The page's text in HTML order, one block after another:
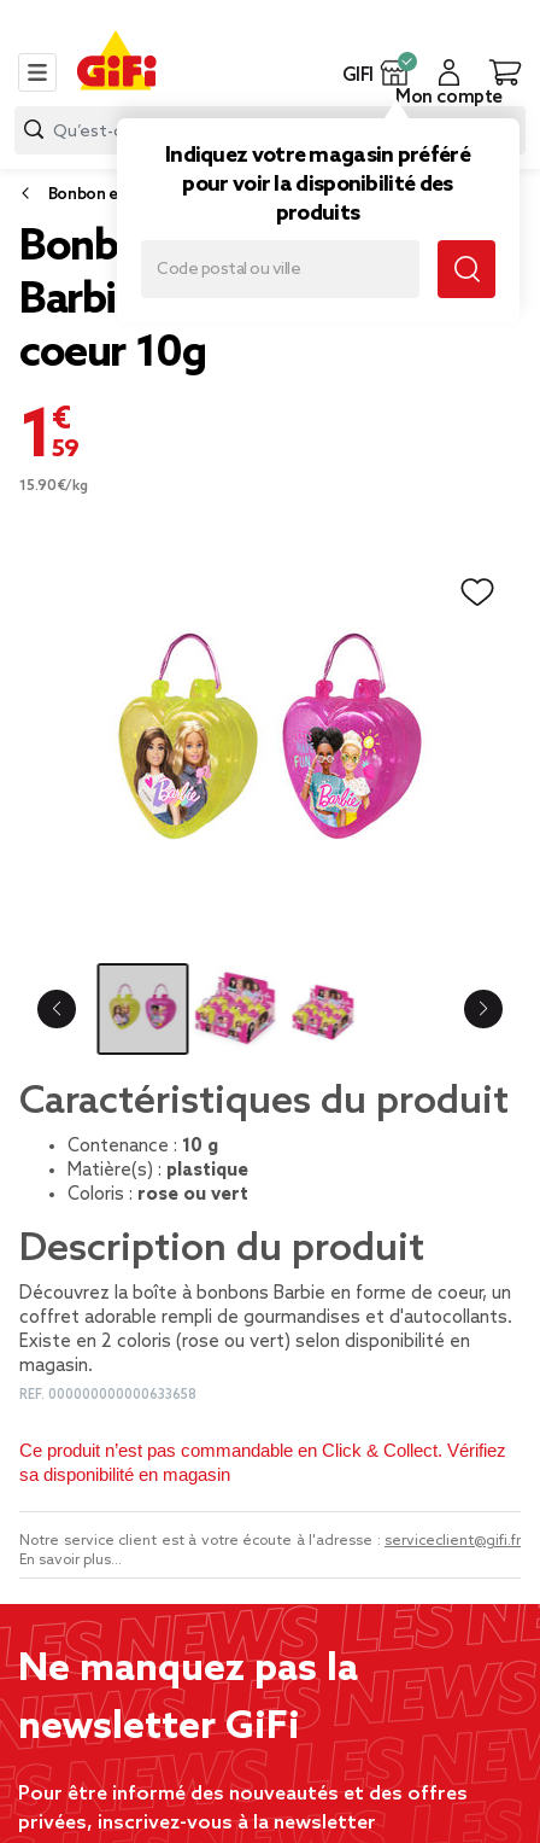
GIFI
Indiquez votre magasin préféré
pour voir la disponibilité des
produits
Mon compte
Bonbon et gourmandise
Bonbons et autocollants
Barbie dans boîte forme
coeur 10g
1,59 €
15.90€/kg
Caractéristiques du produit
Contenance : 10 g
Matière(s) : plastique
Coloris : rose ou vert
Description du produit
Découvrez la boîte à bonbons Barbie en forme de coeur, un
coffret adorable rempli de gourmandises et d'autocollants.
Existe en 2 coloris (rose ou vert) selon disponibilité en
magasin.
REF. 000000000000633658
Ce produit n’est pas commandable en Click & Collect. Vérifiez
sa disponibilité en magasin
Notre service client est à votre écoute à l'adresse : serviceclient@gifi.fr
En savoir plus...
Ne manquez pas la
newsletter GiFi
Pour être informé des nouveautés et des offres
privées, inscrivez-vous à la newsletter